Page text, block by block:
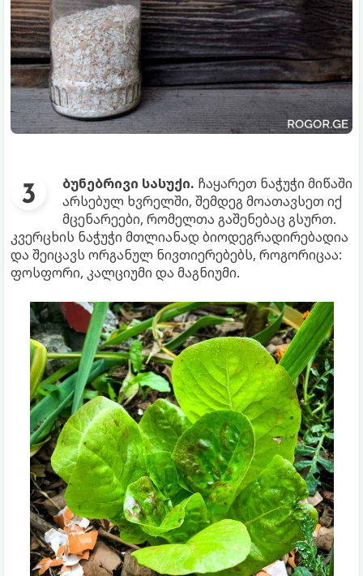
ბუნებრივი სასუქი. ჩაყარეთ ნაჭუჭი მიწაში
არსებულ ხვრელში, შემდეგ მოათავსეთ იქ
მცენარეები, რომელთა გაშენებაც გსურთ.
კვერცხის ნაჭუჭი მთლიანად ბიოდეგრადირებადია
და შეიცავს ორგანულ ნივთიერებებს, როგორიცაა:
ფოსფორი, კალციუმი და მაგნიუმი.